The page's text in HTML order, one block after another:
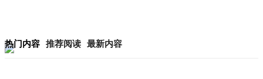
热门内容 推荐阅读 最新内容